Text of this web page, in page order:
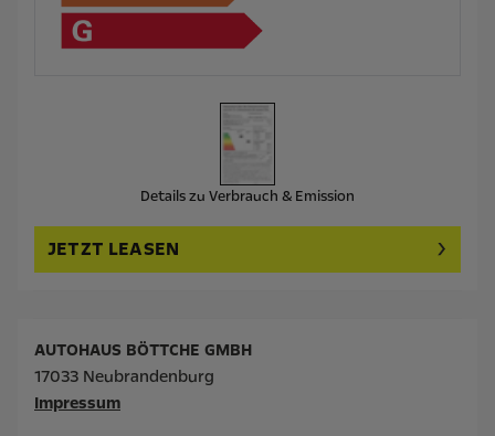
Details zu Verbrauch & Emission
JETZT LEASEN
AUTOHAUS BÖTTCHE GMBH
17033 Neubrandenburg
Impressum